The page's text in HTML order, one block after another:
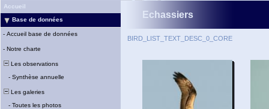
Accueil
Base de données
- Accueil base de données
- Notre charte
Les observations
- Synthèse annuelle
Les galeries
- Toutes les photos
Echassiers
BIRD_LIST_TEXT_DESC_0_CORE